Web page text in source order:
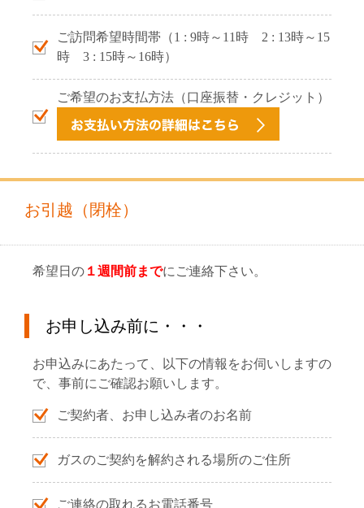
ご訪問希望時間帯（1 : 9時～11時 2 : 13時～15
時 3 : 15時～16時）
ご希望のお支払方法（口座振替・クレジット）
お引越（閉栓）
希望日の １週間前までにご連絡下さい。
お申し込み前に・・・
お申込みにあたって、以下の情報をお伺いしますの
で、事前にご確認お願いします。
ご契約者、お申し込み者のお名前
ガスのご契約を解約される場所のご住所
ご連絡の取れるお電話番号